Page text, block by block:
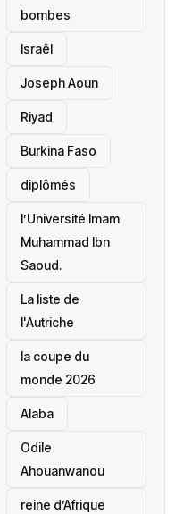
bombes
Israël
Joseph Aoun
Riyad
Burkina Faso
diplômés
l’Université Imam
Muhammad Ibn
Saoud.
‎La liste de
l'Autriche
la coupe du
monde 2026
Alaba
Odile
Ahouanwanou
reine d’Afrique